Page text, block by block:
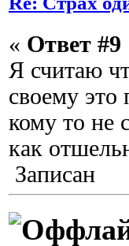
« Ответ #9
Я считаю
своему это
кому то не
как
Записан